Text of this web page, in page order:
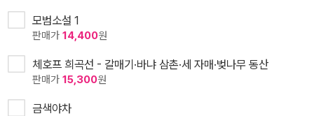
모범소설 1
판매가 14,400원
체호프 희곡선 - 갈매기·바냐 삼촌·세 자매·벚나무 동산
판매가 15,300원
금색야차